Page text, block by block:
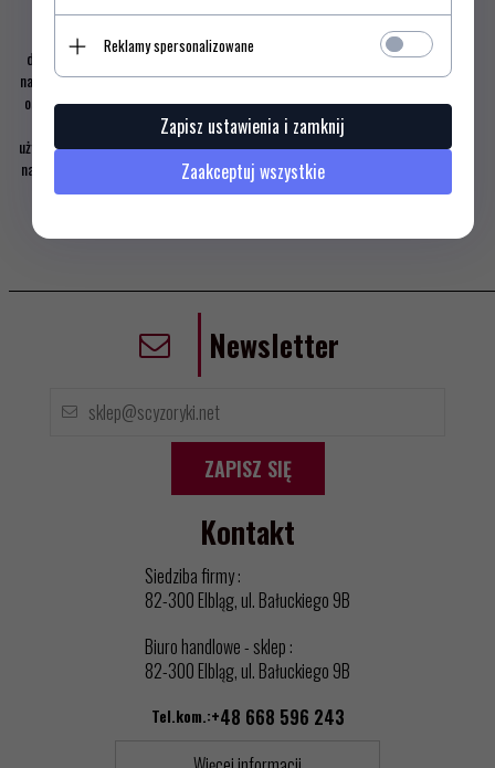
Leatherman Surge przyda się nam już w nieco trudniejszych warunkach, niż
Classic SDopisywany ostatnio. Sprawdzi się świetnie w domu jak i poza
domem, warto wspomnieć, że w tym Multitoolu, nie trzeba otwierać tak dużo
narzędzi aby dostać się do podstawowych funkcji jak ostrze, które jest bardzo
ostre. Dużą zaletą tego mutlitoola jest fakt, że ma bardzo dużą odporność na
korozję. Producent daje nam gwarancję 25-ęciu lat. Myślę, że to bardzo
użyteczne narzędzie dla każdego majsterkowicza. Przy wymienionych funkcjach
narzędzie nadaje się również dla informatyka gdy chcemy zacisnąć jakiś kabel.
Narzędzie jest wart swej ceny.
Newsletter
ZAPISZ SIĘ
Kontakt
Siedziba firmy :
82-300 Elbląg, ul. Bałuckiego 9B
Biuro handlowe - sklep :
82-300 Elbląg, ul. Bałuckiego 9B
Tel.kom.:+48 668 596 243
Reklamy spersonalizowane
Zapisz ustawienia i zamknij
Zaakceptuj wszystkie